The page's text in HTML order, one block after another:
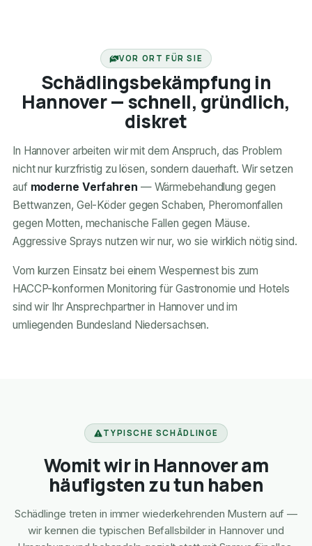
VOR ORT FÜR SIE
Schädlingsbekämpfung in
Hannover — schnell, gründlich,
diskret
In Hannover arbeiten wir mit dem Anspruch, das Problem
nicht nur kurzfristig zu lösen, sondern dauerhaft. Wir setzen
auf moderne Verfahren — Wärmebehandlung gegen
Bettwanzen, Gel-Köder gegen Schaben, Pheromonfallen
gegen Motten, mechanische Fallen gegen Mäuse.
Aggressive Sprays nutzen wir nur, wo sie wirklich nötig sind.
Vom kurzen Einsatz bei einem Wespennest bis zum
HACCP-konformen Monitoring für Gastronomie und Hotels
sind wir Ihr Ansprechpartner in Hannover und im
umliegenden Bundesland Niedersachsen.
TYPISCHE SCHÄDLINGE
Womit wir in Hannover am
häufigsten zu tun haben
Schädlinge treten in immer wiederkehrenden Mustern auf —
wir kennen die typischen Befallsbilder in Hannover und